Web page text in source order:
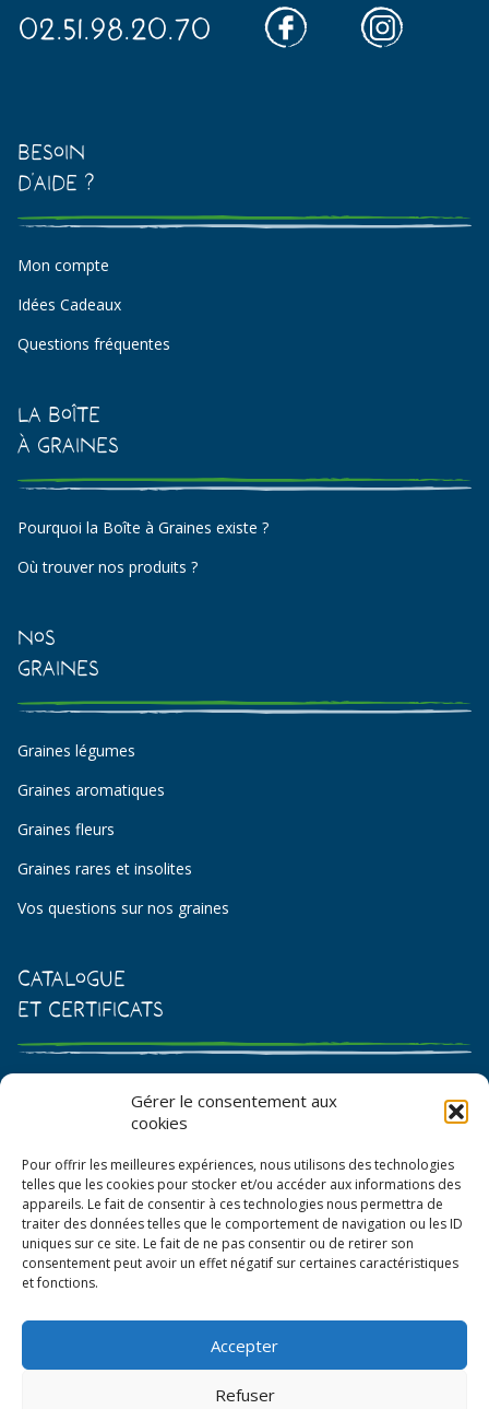
Gérer le consentement aux
cookies
Pour offrir les meilleures expériences, nous utilisons des technologies
telles que les cookies pour stocker et/ou accéder aux informations des
appareils. Le fait de consentir à ces technologies nous permettra de
traiter des données telles que le comportement de navigation ou les ID
uniques sur ce site. Le fait de ne pas consentir ou de retirer son
consentement peut avoir un effet négatif sur certaines caractéristiques
et fonctions.
Accepter
Refuser
02.51.98.20.70
Besoin
d'aide ?
Mon compte
Idées Cadeaux
Questions fréquentes
La Boîte
à Graines
Pourquoi la Boîte à Graines existe ?
Où trouver nos produits ?
Nos
Graines
Graines légumes
Graines aromatiques
Graines fleurs
Graines rares et insolites
Vos questions sur nos graines
Catalogue
et certificats
Catalogue de graines et semences
Bon de commande